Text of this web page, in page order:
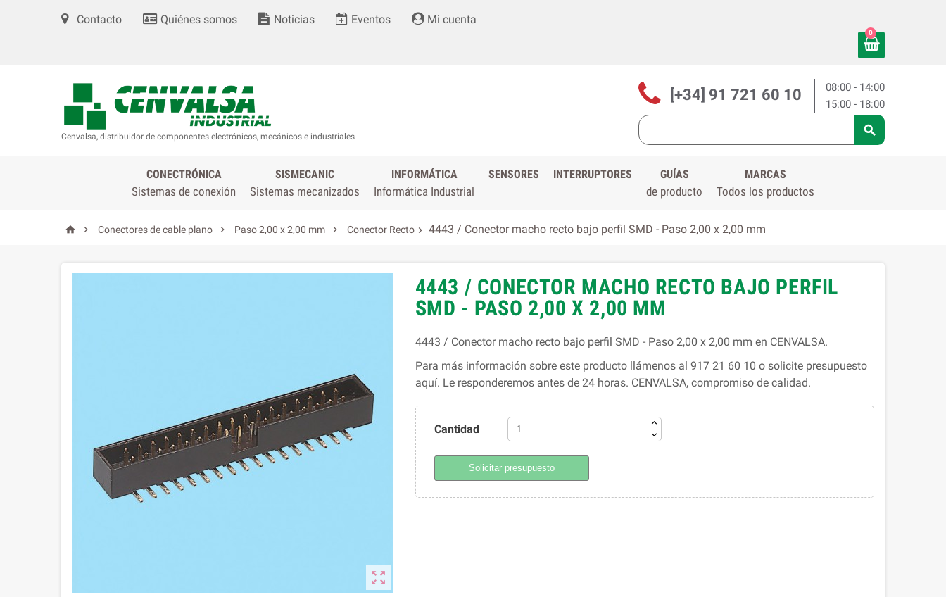
Contacto Quiénes somos Noticias Eventos Mi cuenta
0
Cenvalsa, distribuidor de componentes electrónicos, mecánicos e industriales
08:00 - 14:00
15:00 - 18:00
[+34] 91 721 60 10

CONECTRÓNICA
Sistemas de conexión
SISMECANIC
Sistemas mecanizados
INFORMÁTICA
Informática Industrial
SENSORES INTERRUPTORES GUÍAS
de producto
MARCAS
Todos los productos
  Conectores de cable plano  Paso 2,00 x 2,00 mm  Conector Recto  4443 / Conector macho recto bajo perfil SMD - Paso 2,00 x 2,00 mm

4443 / CONECTOR MACHO RECTO BAJO PERFIL
SMD - PASO 2,00 X 2,00 MM
4443 / Conector macho recto bajo perfil SMD - Paso 2,00 x 2,00 mm en CENVALSA.
Para más información sobre este producto llámenos al 917 21 60 10 o solicite presupuesto
aquí. Le responderemos antes de 24 horas. CENVALSA, compromiso de calidad.
Cantidad
Solicitar presupuesto